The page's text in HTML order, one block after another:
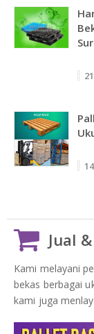
Jual
Kami melayani
bekas berbagai
kami juga